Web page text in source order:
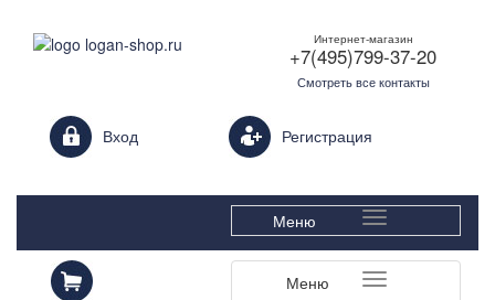
Интернет-магазин
+7(495)799-37-20
Смотреть все контакты
Вход Login form Регистрация
Меню
Меню